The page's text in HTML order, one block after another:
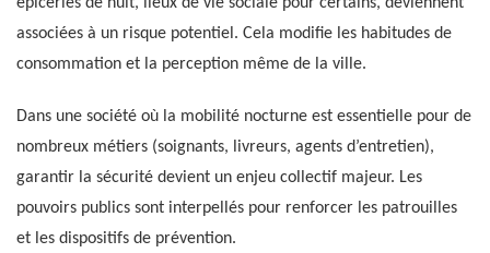
associées à un risque potentiel. Cela modifie les habitudes de
consommation et la perception même de la ville.
Dans une société où la mobilité nocturne est essentielle pour de
nombreux métiers (soignants, livreurs, agents d’entretien),
garantir la sécurité devient un enjeu collectif majeur. Les
pouvoirs publics sont interpellés pour renforcer les patrouilles
et les dispositifs de prévention.